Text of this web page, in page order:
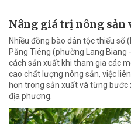
Nâng giá trị nông sản
Nhiều đồng bào dân tộc thiểu số
Păng Tiêng (phường Lang
cách sản xuất khi tham gia các
cao chất lượng nông sản, việc
hơn trong sản xuất và từng
địa phương.